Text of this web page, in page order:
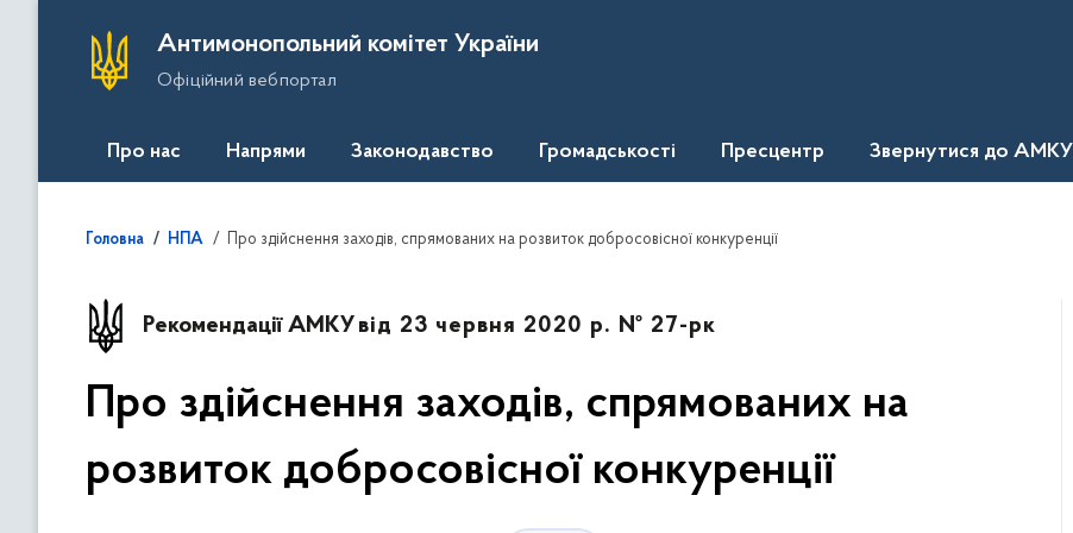
Антимонопольний комітет України
Офіційний вебпортал
Про нас Напрями Законодавство Громадськості Пресцентр Звернутися до АМКУ
Головна НПА Про здійснення заходів, спрямованих на розвиток добросовісної конкуренції
Рекомендації АМКУ від 23 червня 2020 р. № 27-рк
Про здійснення заходів, спрямованих на
розвиток добросовісної конкуренції